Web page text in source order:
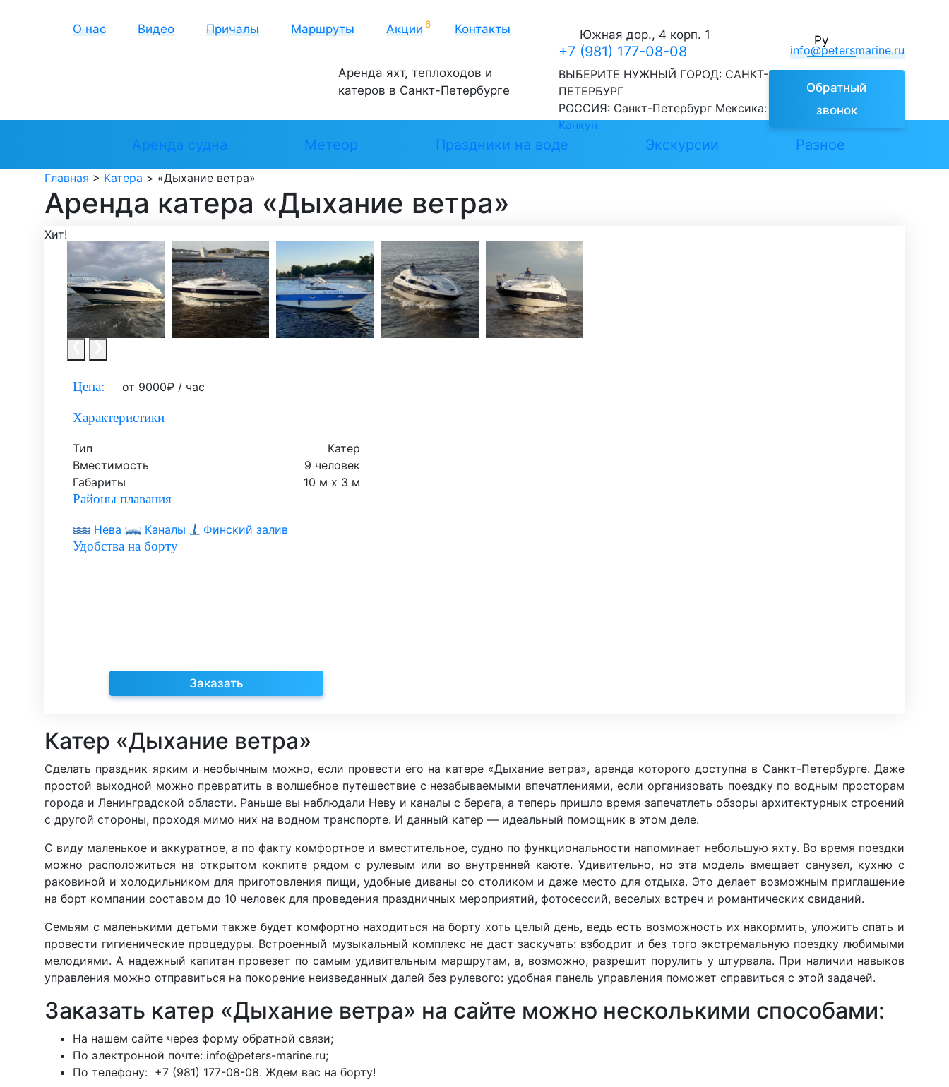
О нас Видео Причалы Маршруты Акции Контакты Южная дор., 4 корп. 1 Ру
Аренда яхт, теплоходов и
катеров в Санкт-Петербурге
+7 (981) 177-08-08
ВЫБЕРИТЕ НУЖНЫЙ ГОРОД: САНКТ-
ПЕТЕРБУРГ
РОССИЯ: Санкт-Петербург Мексика:
Канкун
info@petersmarine.ru
Обратный
звонок
Аренда судна Метеор Праздники на воде Экскурсии Разное
Главная > Катера > «Дыхание ветра»
Аренда катера «Дыхание ветра»
Хит!
Цена: от 9000₽ / час
Характеристики
Тип
Катер
Вместимость
9 человек
Габариты
10 м х 3 м
Районы плавания
Нева Каналы Финский залив
Удобства на борту
Заказать
Катер «Дыхание ветра»
Сделать праздник ярким и необычным можно, если провести его на катере «Дыхание ветра», аренда которого доступна в Санкт-Петербурге. Даже
простой выходной можно превратить в волшебное путешествие с незабываемыми впечатлениями, если организовать поездку по водным просторам
города и Ленинградской области. Раньше вы наблюдали Неву и каналы с берега, а теперь пришло время запечатлеть обзоры архитектурных строений
с другой стороны, проходя мимо них на водном транспорте. И данный катер — идеальный помощник в этом деле.
С виду маленькое и аккуратное, а по факту комфортное и вместительное, судно по функциональности напоминает небольшую яхту. Во время поездки
можно расположиться на открытом кокпите рядом с рулевым или во внутренней каюте. Удивительно, но эта модель вмещает санузел, кухню с
раковиной и холодильником для приготовления пищи, удобные диваны со столиком и даже место для отдыха. Это делает возможным приглашение
на борт компании составом до 10 человек для проведения праздничных мероприятий, фотосессий, веселых встреч и романтических свиданий.
Семьям с маленькими детьми также будет комфортно находиться на борту хоть целый день, ведь есть возможность их накормить, уложить спать и
провести гигиенические процедуры. Встроенный музыкальный комплекс не даст заскучать: взбодрит и без того экстремальную поездку любимыми
мелодиями. А надежный капитан провезет по самым удивительным маршрутам, а, возможно, разрешит порулить у штурвала. При наличии навыков
управления можно отправиться на покорение неизведанных далей без рулевого: удобная панель управления поможет справиться с этой задачей.
Заказать катер «Дыхание ветра» на сайте можно несколькими способами:
На нашем сайте через форму обратной связи;
По электронной почте: info@peters-marine.ru;
По телефону: +7 (981) 177-08-08. Ждем вас на борту!